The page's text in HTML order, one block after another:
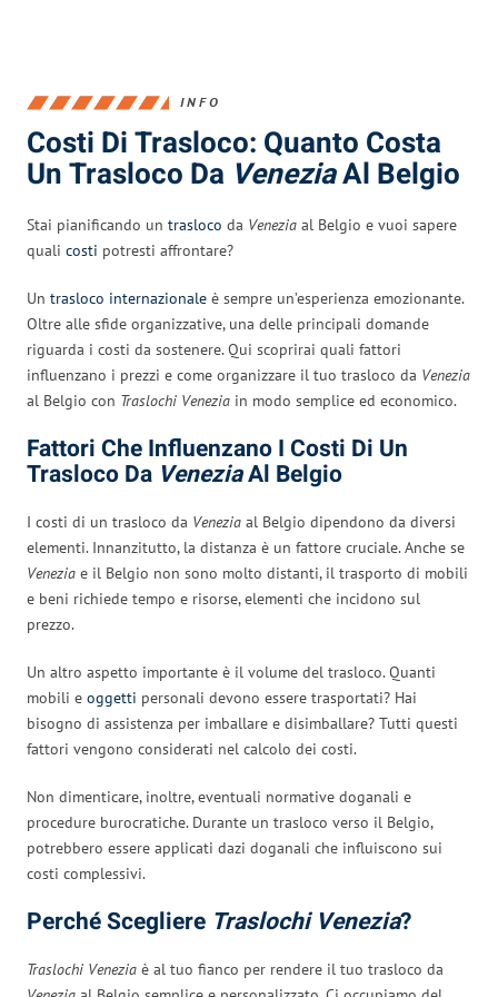
INFO
Costi Di Trasloco: Quanto Costa
Un Trasloco Da VeneziaAl Belgio
Stai pianificando un trasloco da Venezia al Belgio e vuoi sapere
quali costi potresti affrontare?
Un trasloco internazionale è sempre un’esperienza emozionante.
Oltre alle sfide organizzative, una delle principali domande
riguarda i costi da sostenere. Qui scoprirai quali fattori
influenzano i prezzi e come organizzare il tuo trasloco da Venezia
al Belgio con Traslochi Venezia in modo semplice ed economico.
Fattori Che Influenzano I Costi Di Un
Trasloco Da VeneziaAl Belgio
I costi di un trasloco da Venezia al Belgio dipendono da diversi
elementi. Innanzitutto, la distanza è un fattore cruciale. Anche se
Venezia e il Belgio non sono molto distanti, il trasporto di mobili
e beni richiede tempo e risorse, elementi che incidono sul
prezzo.
Un altro aspetto importante è il volume del trasloco. Quanti
mobili e oggetti personali devono essere trasportati? Hai
bisogno di assistenza per imballare e disimballare? Tutti questi
fattori vengono considerati nel calcolo dei costi.
Non dimenticare, inoltre, eventuali normative doganali e
procedure burocratiche. Durante un trasloco verso il Belgio,
potrebbero essere applicati dazi doganali che influiscono sui
costi complessivi.
Perché Scegliere Traslochi Venezia?
Traslochi Venezia è al tuo fianco per rendere il tuo trasloco da